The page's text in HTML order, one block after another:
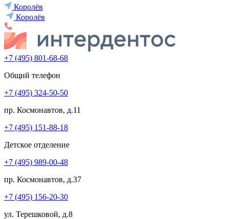
Королёв
Королёв
+7 (495) 801-68-68
Общий телефон
+7 (495) 324-50-50
пр. Космонавтов, д.11
+7 (495) 151-88-18
Детское отделение
+7 (495) 989-00-48
пр. Космонавтов, д.37
+7 (495) 156-20-30
ул. Терешковой, д.8